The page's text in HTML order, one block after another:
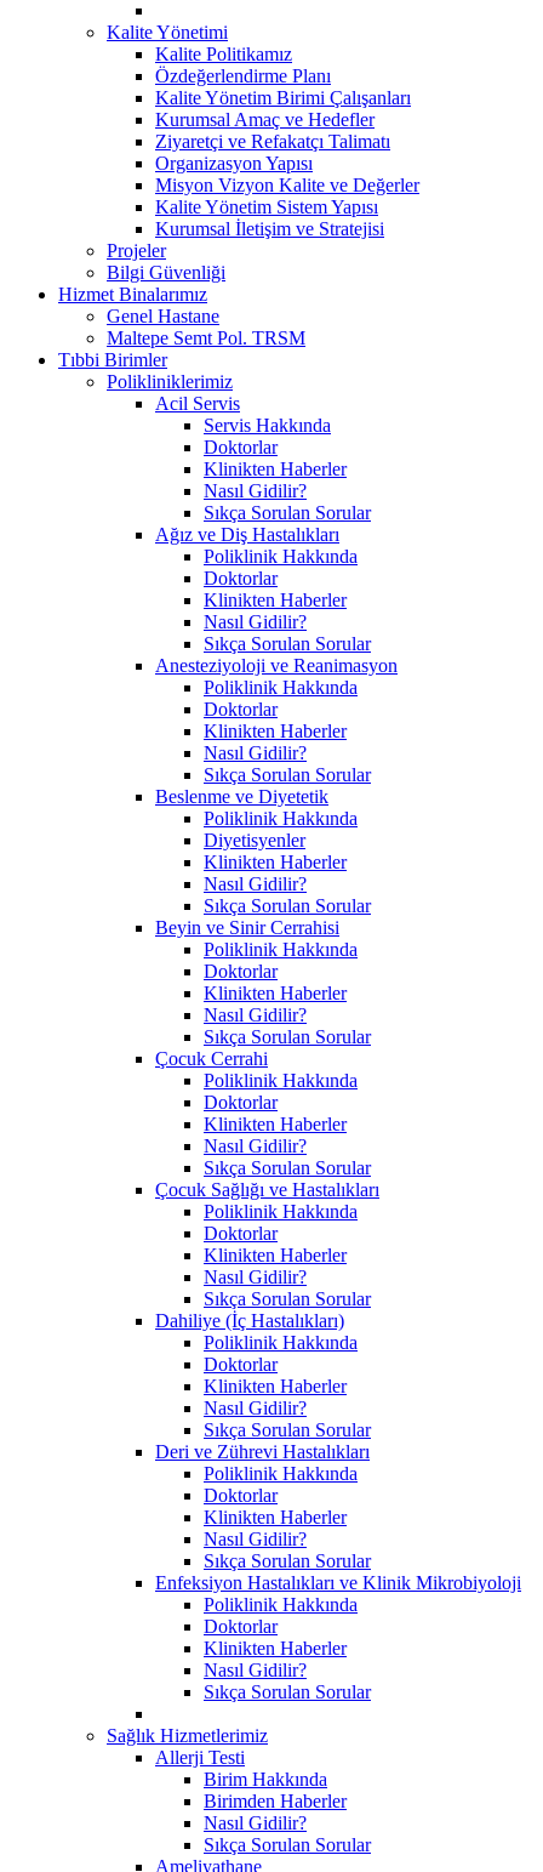
Kalite Yönetimi
Kalite Politikamız
Özdeğerlendirme Planı
Kalite Yönetim Birimi Çalışanları
Kurumsal Amaç ve Hedefler
Ziyaretçi ve Refakatçı Talimatı
Organizasyon Yapısı
Misyon Vizyon Kalite ve Değerler
Kalite Yönetim Sistem Yapısı
Kurumsal İletişim ve Stratejisi
Projeler
Bilgi Güvenliği
Hizmet Binalarımız
Genel Hastane
Maltepe Semt Pol. TRSM
Tıbbi Birimler
Polikliniklerimiz
Acil Servis
Servis Hakkında
Doktorlar
Klinikten Haberler
Nasıl Gidilir?
Sıkça Sorulan Sorular
Ağız ve Diş Hastalıkları
Poliklinik Hakkında
Doktorlar
Klinikten Haberler
Nasıl Gidilir?
Sıkça Sorulan Sorular
Anesteziyoloji ve Reanimasyon
Poliklinik Hakkında
Doktorlar
Klinikten Haberler
Nasıl Gidilir?
Sıkça Sorulan Sorular
Beslenme ve Diyetetik
Poliklinik Hakkında
Diyetisyenler
Klinikten Haberler
Nasıl Gidilir?
Sıkça Sorulan Sorular
Beyin ve Sinir Cerrahisi
Poliklinik Hakkında
Doktorlar
Klinikten Haberler
Nasıl Gidilir?
Sıkça Sorulan Sorular
Çocuk Cerrahi
Poliklinik Hakkında
Doktorlar
Klinikten Haberler
Nasıl Gidilir?
Sıkça Sorulan Sorular
Çocuk Sağlığı ve Hastalıkları
Poliklinik Hakkında
Doktorlar
Klinikten Haberler
Nasıl Gidilir?
Sıkça Sorulan Sorular
Dahiliye (İç Hastalıkları)
Poliklinik Hakkında
Doktorlar
Klinikten Haberler
Nasıl Gidilir?
Sıkça Sorulan Sorular
Deri ve Zührevi Hastalıkları
Poliklinik Hakkında
Doktorlar
Klinikten Haberler
Nasıl Gidilir?
Sıkça Sorulan Sorular
Enfeksiyon Hastalıkları ve Klinik Mikrobiyoloji
Poliklinik Hakkında
Doktorlar
Klinikten Haberler
Nasıl Gidilir?
Sıkça Sorulan Sorular
Sağlık Hizmetlerimiz
Allerji Testi
Birim Hakkında
Birimden Haberler
Nasıl Gidilir?
Sıkça Sorulan Sorular
Ameliyathane